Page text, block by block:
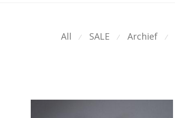
All ⁄ SALE ⁄ Archief ⁄